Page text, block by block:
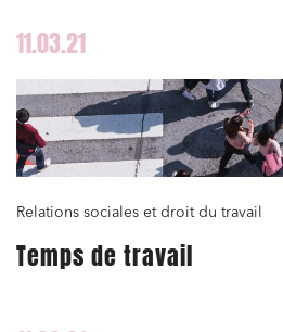
11.03.21
Relations sociales et droit du travail
Temps de travail